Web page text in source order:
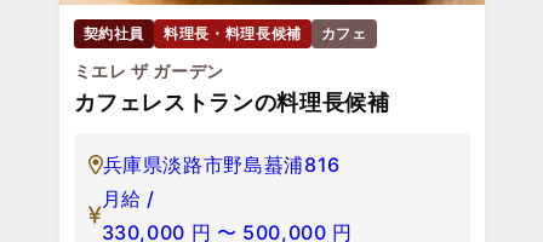
契約社員 料理長・料理長候補 カフェ
ミエレ ザ ガーデン
カフェレストランの料理長候補
兵庫県淡路市野島蟇浦816
月給 /
330,000 円 〜 500,000 円